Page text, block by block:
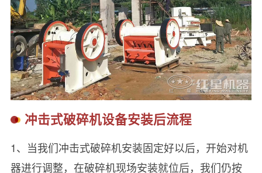
冲击式破碎机设备安装后流程
1、当我们冲击式破碎机安装固定好以后，开始对机
器进行调整，在破碎机现场安装就位后，我们仍按